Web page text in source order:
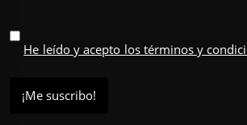
He leído y acepto los términos y